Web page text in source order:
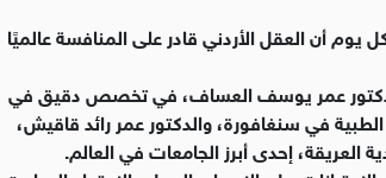
يوم أن العقل الأردني قادر على المنافسة عالميًا
الدكتور عمر يوسف العساف، في تخصص دقيق في
في سنغافورة، والدكتور عمر رائد قاقيش،
العريقة، إحدى أبرز الجامعات في العالم.